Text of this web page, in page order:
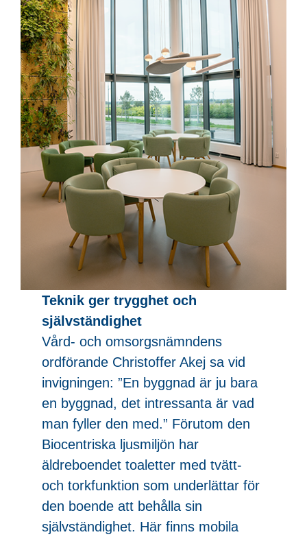
Teknik ger trygghet och
självständighet
Vård- och omsorgsnämndens
ordförande Christoffer Akej sa vid
invigningen: ”En byggnad är ju bara
en byggnad, det intressanta är vad
man fyller den med.” Förutom den
Biocentriska ljusmiljön har
äldreboendet toaletter med tvätt-
och torkfunktion som underlättar för
den boende att behålla sin
självständighet. Här finns mobila